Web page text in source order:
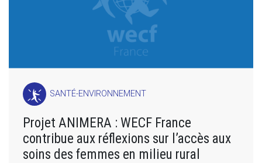
SANTÉ-ENVIRONNEMENT
Projet ANIMERA : WECF France
contribue aux réflexions sur l’accès aux
soins des femmes en milieu rural